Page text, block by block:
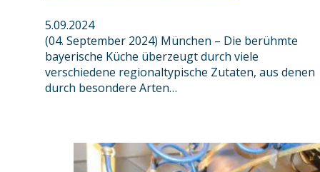
5.09.2024
(04. September 2024) München – Die berühmte
bayerische Küche überzeugt durch viele
verschiedene regionaltypische Zutaten, aus denen
durch besondere Arten…